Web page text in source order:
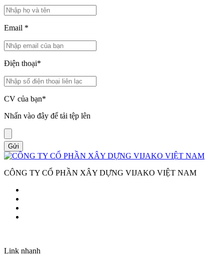
Email *
Điện thoại*
CV của bạn*
Nhấn vào đây để tải tệp lên
Gửi
CÔNG TY CỔ PHẦN XÂY DỰNG VIJAKO VIỆT NAM
Link nhanh